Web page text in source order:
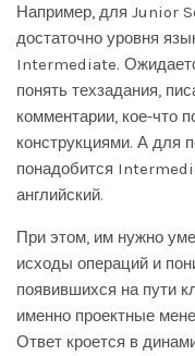
Например, для Junior
достаточно уровня
Intermediate.
понять техзадания,
комментарии, кое-что
конструкциями. А для
понадобится
английский.
При этом, им нужно
исходы операций и
появившихся на пути
именно проектные
Ответ кроется в